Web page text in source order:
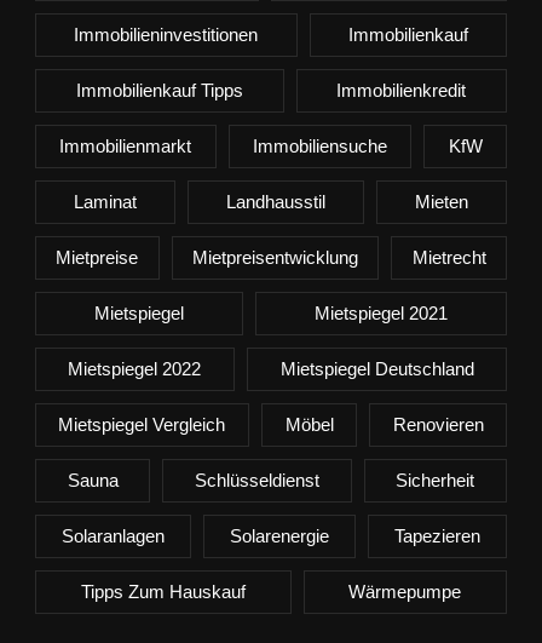
Immobilieninvestitionen Immobilienkauf
Immobilienkauf Tipps Immobilienkredit
Immobilienmarkt Immobiliensuche KfW
Laminat Landhausstil Mieten
Mietpreise Mietpreisentwicklung Mietrecht
Mietspiegel Mietspiegel 2021
Mietspiegel 2022 Mietspiegel Deutschland
Mietspiegel Vergleich Möbel Renovieren
Sauna Schlüsseldienst Sicherheit
Solaranlagen Solarenergie Tapezieren
Tipps Zum Hauskauf Wärmepumpe